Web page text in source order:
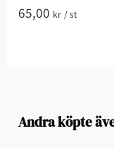
65,00 kr /st
Andra köpte